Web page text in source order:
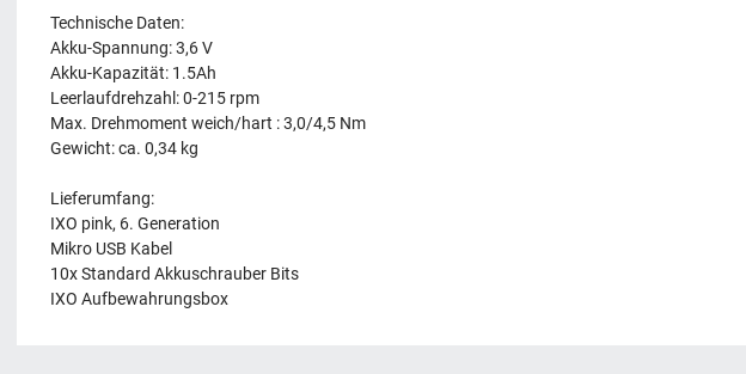
Technische Daten:
Akku-Spannung: 3,6 V
Akku-Kapazität: 1.5Ah
Leerlaufdrehzahl: 0-215 rpm
Max. Drehmoment weich/hart : 3,0/4,5 Nm
Gewicht: ca. 0,34 kg
Lieferumfang:
IXO pink, 6. Generation
Mikro USB Kabel
10x Standard Akkuschrauber Bits
IXO Aufbewahrungsbox